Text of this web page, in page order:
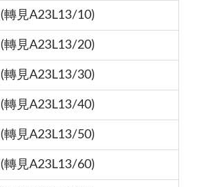
(轉見A23L13/10)
(轉見A23L13/20)
(轉見A23L13/30)
(轉見A23L13/40)
(轉見A23L13/50)
(轉見A23L13/60)